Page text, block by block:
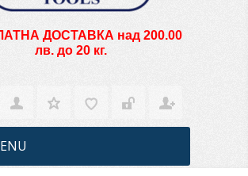
ДОСТАВКА над 200.00
лв. до 20 кг.